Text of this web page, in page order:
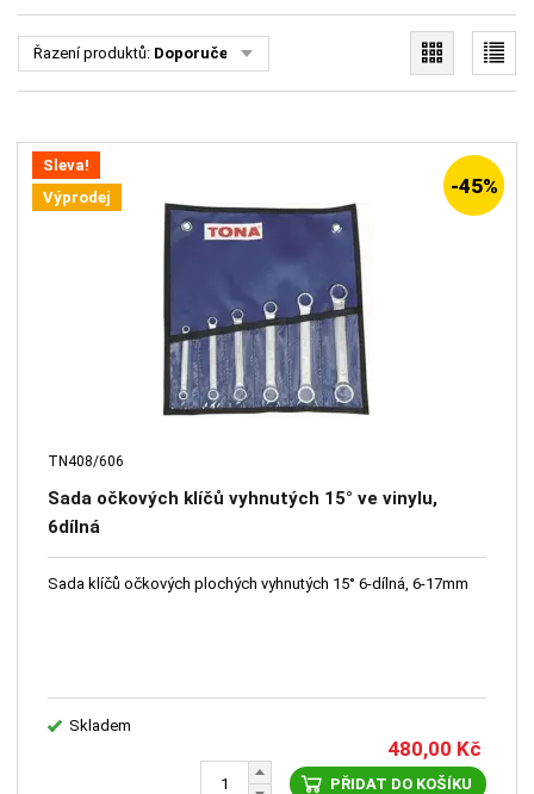
Řazení produktů: Doporučené
Sleva!
Výprodej
-45%
TN408/606
Sada očkových klíčů vyhnutých 15° ve vinylu,
6dílná
Sada klíčů očkových plochých vyhnutých 15° 6-dílná, 6-17mm
Skladem
480,00 Kč
PŘIDAT DO KOŠÍKU